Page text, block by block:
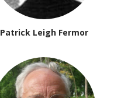
Patrick Leigh Fermor